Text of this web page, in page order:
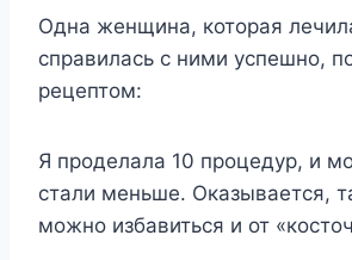
Одна женщина, которая
справилась с ними успешно,
рецептом:
Я проделала 10 процедур, и
стали меньше. Оказывается,
можно избавиться и от